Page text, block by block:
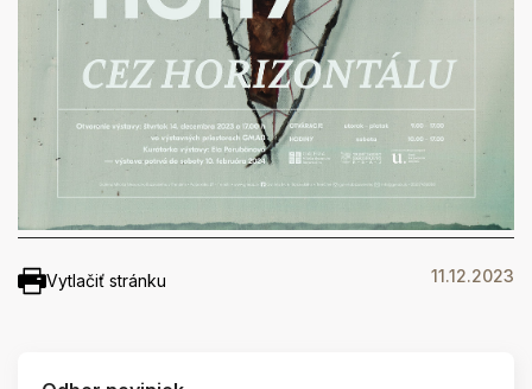
Vytlačiť stránku 11.12.2023